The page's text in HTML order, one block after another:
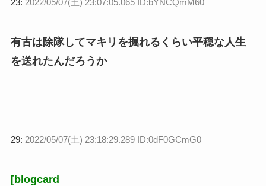
有古は除隊してマキリを掘れるくらい平穏な人生
を送れたんだろうか
29: 2022/05/07(土) 23:18:29.289 ID:0dF0GCmG0
[blogcard